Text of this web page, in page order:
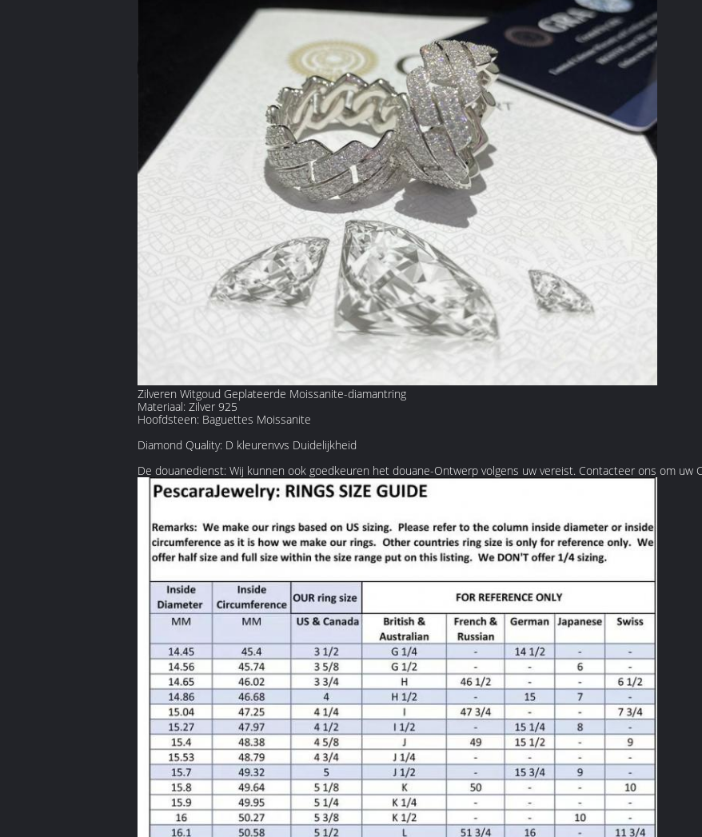
Zilveren Witgoud Geplateerde Moissanite-diamantring
Materiaal: Zilver 925
Hoofdsteen: Baguettes Moissanite
Diamond Quality: D kleurenvvs Duidelijkheid
De douanedienst: Wij kunnen ook goedkeuren het douane-Ontwerp volgens uw vereist. Contacteer ons om uw